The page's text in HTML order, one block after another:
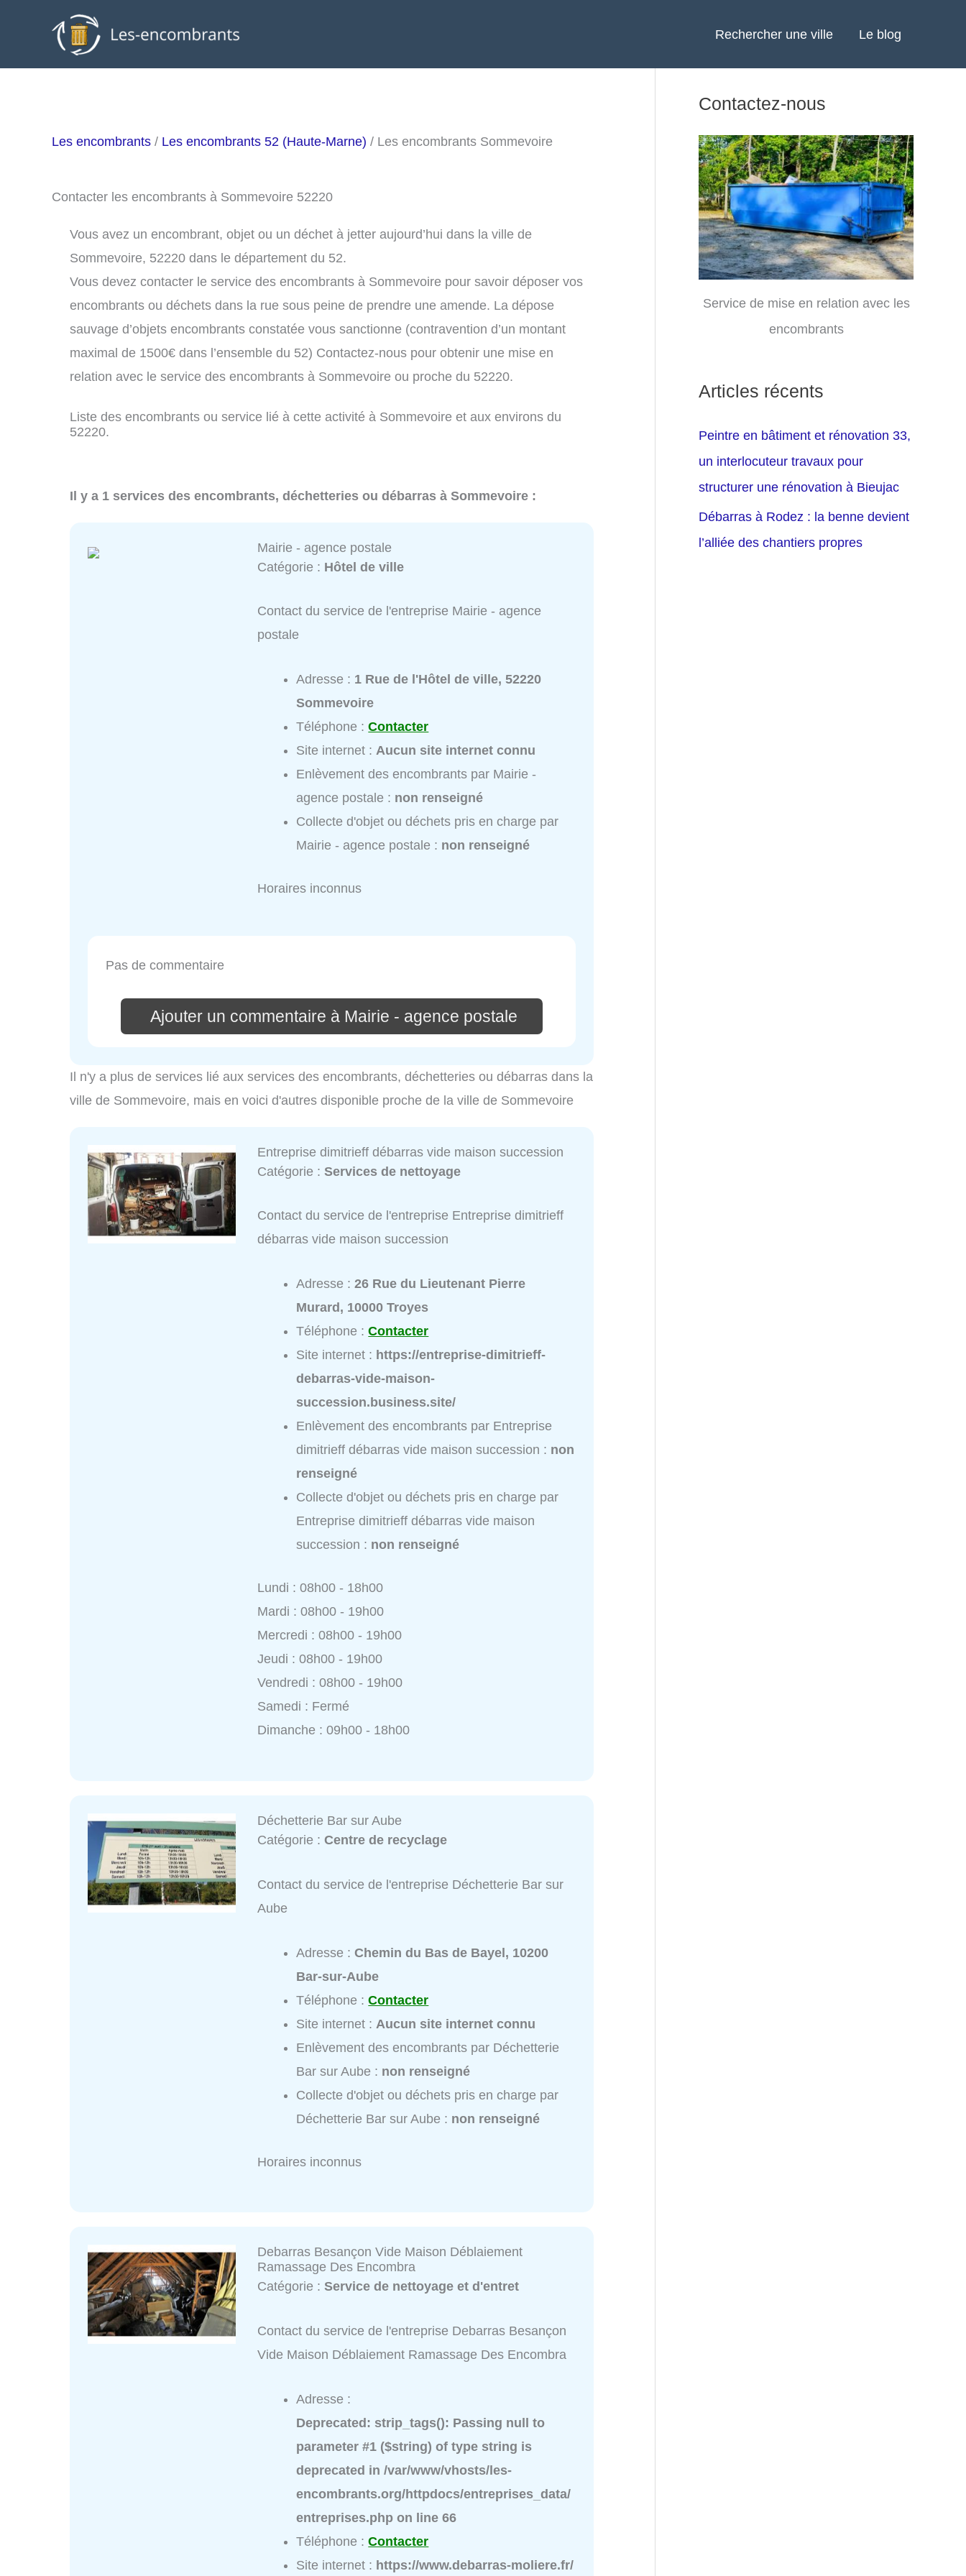
Rechercher une ville Le blog
Les encombrants / Les encombrants 52 (Haute-Marne) / Les encombrants Sommevoire
Contacter les encombrants à Sommevoire 52220
Vous avez un encombrant, objet ou un déchet à jetter aujourd’hui dans la ville de
Sommevoire, 52220 dans le département du 52.
Vous devez contacter le service des encombrants à Sommevoire pour savoir déposer vos
encombrants ou déchets dans la rue sous peine de prendre une amende. La dépose
sauvage d’objets encombrants constatée vous sanctionne (contravention d’un montant
maximal de 1500€ dans l’ensemble du 52) Contactez-nous pour obtenir une mise en
relation avec le service des encombrants à Sommevoire ou proche du 52220.
Liste des encombrants ou service lié à cette activité à Sommevoire et aux environs du
52220.
Il y a 1 services des encombrants, déchetteries ou débarras à Sommevoire :
Mairie - agence postale
Catégorie : Hôtel de ville
Contact du service de l'entreprise Mairie - agence
postale
Adresse : 1 Rue de l'Hôtel de ville, 52220
Sommevoire
Téléphone :Contacter
Site internet :Aucun site internet connu
Enlèvement des encombrants par Mairie -
agence postale : non renseigné
Collecte d'objet ou déchets pris en charge par
Mairie - agence postale : non renseigné
Horaires inconnus
Pas de commentaire
Ajouter un commentaire à Mairie - agence postale
Il n'y a plus de services lié aux services des encombrants, déchetteries ou débarras dans la
ville de Sommevoire, mais en voici d'autres disponible proche de la ville de Sommevoire
Entreprise dimitrieff débarras vide maison succession
Catégorie :Services de nettoyage
Contact du service de l'entreprise Entreprise dimitrieff
débarras vide maison succession
Adresse :26 Rue du Lieutenant Pierre
Murard, 10000 Troyes
Téléphone :Contacter
Site internet : https://entreprise-dimitrieff-
debarras-vide-maison-
succession.business.site/
Enlèvement des encombrants par Entreprise
dimitrieff débarras vide maison succession : non
renseigné
Collecte d'objet ou déchets pris en charge par
Entreprise dimitrieff débarras vide maison
succession : non renseigné
Lundi : 08h00 - 18h00
Mardi : 08h00 - 19h00
Mercredi : 08h00 - 19h00
Jeudi : 08h00 - 19h00
Vendredi : 08h00 - 19h00
Samedi : Fermé
Dimanche : 09h00 - 18h00
Déchetterie Bar sur Aube
Catégorie :Centre de recyclage
Contact du service de l'entreprise Déchetterie Bar sur
Aube
Adresse :Chemin du Bas de Bayel, 10200
Bar-sur-Aube
Téléphone :Contacter
Site internet : Aucun site internet connu
Enlèvement des encombrants par Déchetterie
Bar sur Aube : non renseigné
Collecte d'objet ou déchets pris en charge par
Déchetterie Bar sur Aube : non renseigné
Horaires inconnus
Debarras Besançon Vide Maison Déblaiement
Ramassage Des Encombra
Catégorie :Service de nettoyage et d'entret
Contact du service de l'entreprise Debarras Besançon
Vide Maison Déblaiement Ramassage Des Encombra
Adresse :
Deprecated: strip_tags(): Passing null to
parameter #1 ($string) of type string is
deprecated in/var/www/vhosts/les-
encombrants.org/httpdocs/entreprises_data/
entreprises.php on line66
Téléphone :Contacter
Site internet : https://www.debarras-moliere.fr/
Contactez-nous
Service de mise en relation avec les
encombrants
Articles récents
Peintre en bâtiment et rénovation 33,
un interlocuteur travaux pour
structurer une rénovation à Bieujac
Débarras à Rodez : la benne devient
l’alliée des chantiers propres